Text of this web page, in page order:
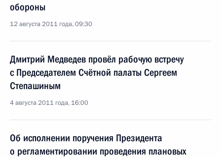
обороны
12 августа 2011 года, 09:30
Дмитрий Медведев провёл рабочую встречу
с Председателем Счётной палаты Сергеем
Степашиным
4 августа 2011 года, 16:00
Об исполнении поручения Президента
о регламентировании проведения плановых